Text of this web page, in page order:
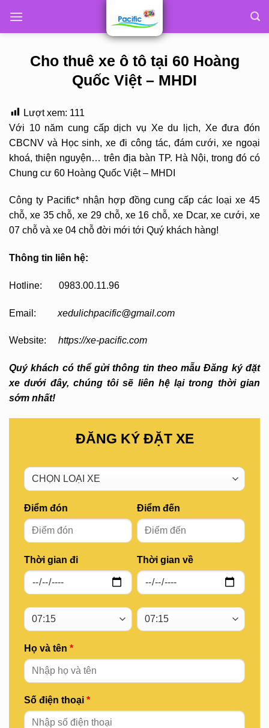
Cho thuê xe ô tô tại 60 Hoàng
Quốc Việt – MHDI
Lượt xem: 111
Với 10 năm cung cấp dịch vụ Xe du lịch, Xe đưa đón
CBCNV và Học sinh, xe đi công tác, đám cưới, xe ngoại
khoá, thiện nguyện… trên địa bàn TP. Hà Nội, trong đó có
Chung cư 60 Hoàng Quốc Việt – MHDI
Công ty Pacific* nhận hợp đồng cung cấp các loại xe 45
chỗ, xe 35 chỗ, xe 29 chỗ, xe 16 chỗ, xe Dcar, xe cưới, xe
07 chỗ và xe 04 chỗ đời mới tới Quý khách hàng!
Thông tin liên hệ:
Hotline: 0983.00.11.96
Email: xedulichpacific@gmail.com
Website: https://xe-pacific.com
Quý khách có thể gửi thông tin theo mẫu Đăng ký đặt
xe dưới đây, chúng tôi sẽ liên hệ lại trong thời gian
sớm nhất!
ĐĂNG KÝ ĐẶT XE
Điểm đón
Thời gian đi
Điểm đến
Thời gian về
Họ và tên *
Số điện thoại *